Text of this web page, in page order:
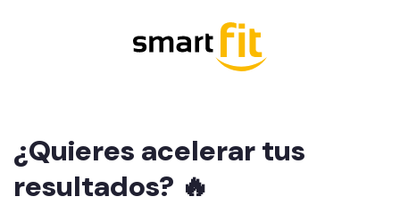
¿Quieres acelerar tus
resultados? 🔥